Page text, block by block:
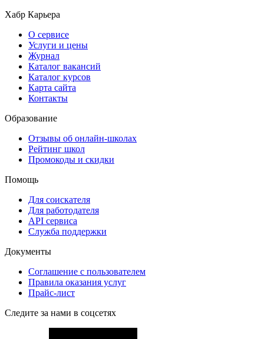
Хабр Карьера
О сервисе
Услуги и цены
Журнал
Каталог вакансий
Каталог курсов
Карта сайта
Контакты
Образование
Отзывы об онлайн-школах
Рейтинг школ
Промокоды и скидки
Помощь
Для соискателя
Для работодателя
API сервиса
Служба поддержки
Документы
Соглашение с пользователем
Правила оказания услуг
Прайс-лист
Следите за нами в соцсетях